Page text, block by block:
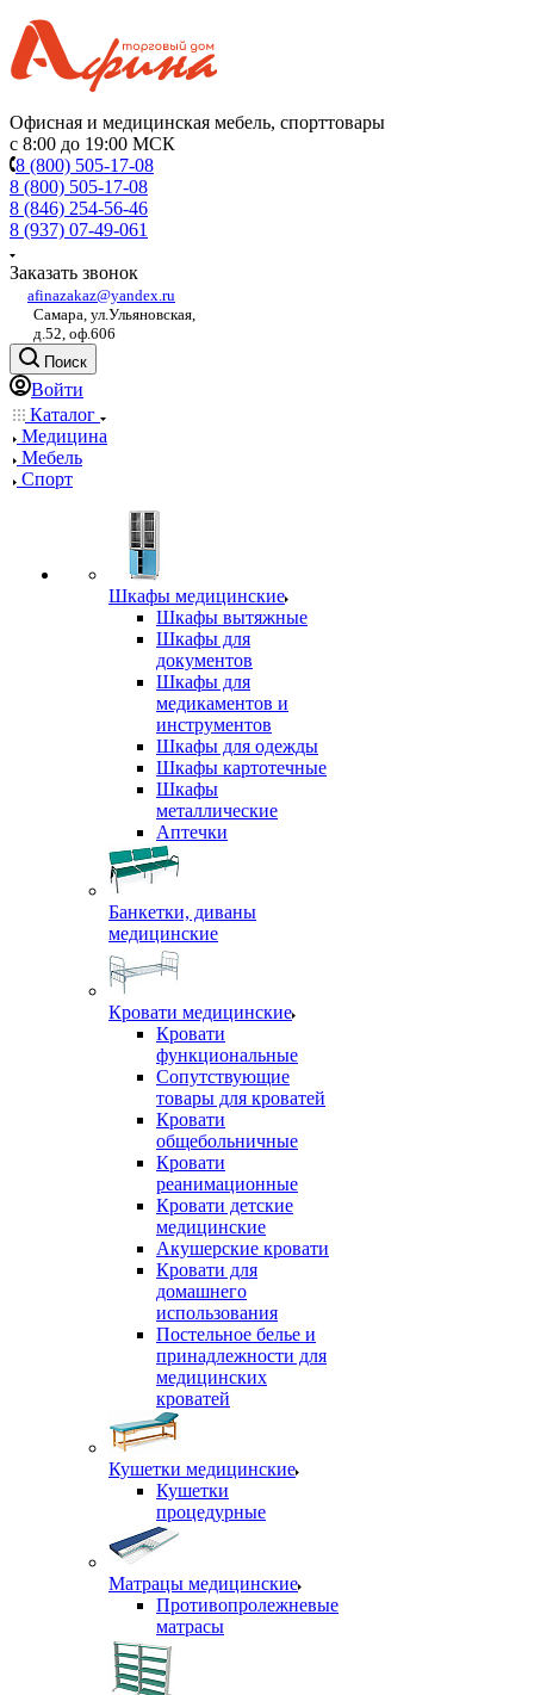
Офисная и медицинская мебель, спорттовары
с 8:00 до 19:00 МСК
8 (800) 505-17-08
8 (800) 505-17-08
8 (846) 254-56-46
8 (937) 07-49-061
Заказать звонок
afinazakaz@yandex.ru
Самара, ул.Ульяновская,
д.52, оф.606
Поиск
Войти
Каталог
Медицина
Мебель
Спорт
Шкафы медицинские
Шкафы вытяжные
Шкафы для
документов
Шкафы для
медикаментов и
инструментов
Шкафы для одежды
Шкафы картотечные
Шкафы
металлические
Аптечки
Банкетки, диваны
медицинские
Кровати медицинские
Кровати
функциональные
Сопутствующие
товары для кроватей
Кровати
общебольничные
Кровати
реанимационные
Кровати детские
медицинские
Акушерские кровати
Кровати для
домашнего
использования
Постельное белье и
принадлежности для
медицинских
кроватей
Кушетки медицинские
Кушетки
процедурные
Матрацы медицинские
Противопролежневые
матрасы